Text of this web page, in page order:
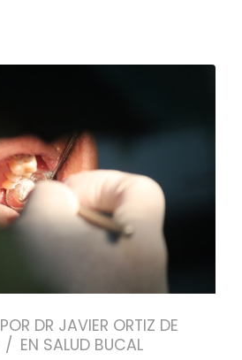
POR DR JAVIER ORTIZ DE
EN SALUD BUCAL